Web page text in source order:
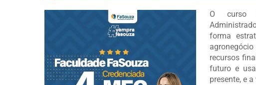
O curso
forma
recursos
futuro e
presente, e